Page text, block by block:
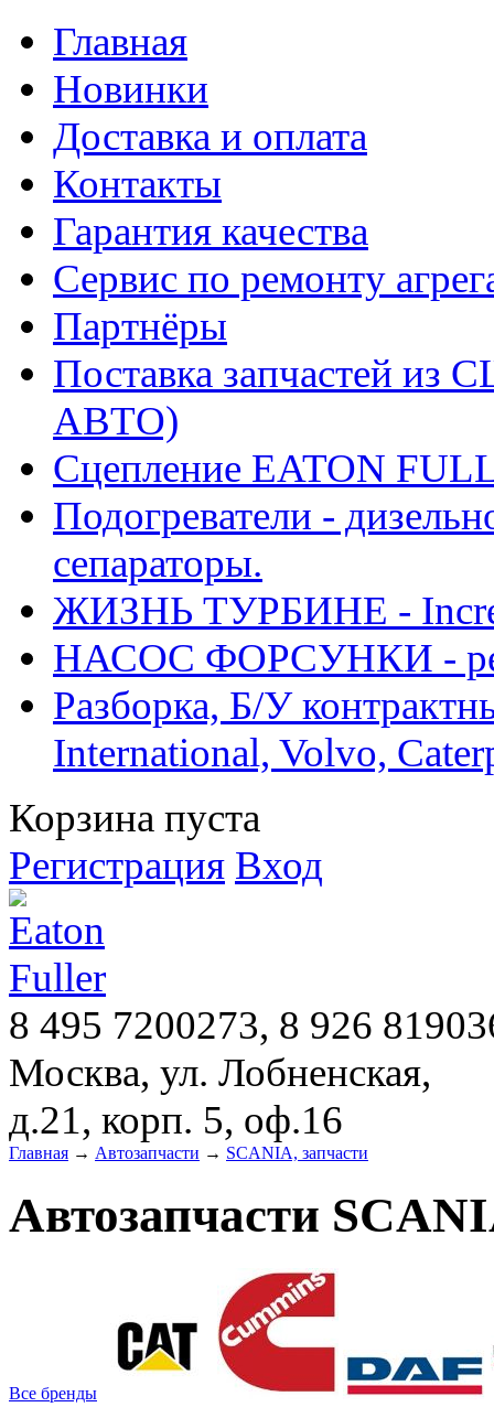
Главная
Новинки
Доставка и оплата
Контакты
Гарантия качества
Сервис по ремонту
Партнёры
Поставка запчастей
АВТО)
Сцепление EATON
Подогреватели -
сепараторы.
ЖИЗНЬ ТУРБИНЕ -
НАСОС ФОРСУНКИ -
Разборка, Б/У
International, Volvo,
Корзина пуста
Регистрация Вход
8 495 7200273, 8 926
Москва, ул. Лобненская,
д.21, корп. 5, оф.16
Главная → Автозапчасти → SCANIA, запчасти
Автозапчасти
Все бренды